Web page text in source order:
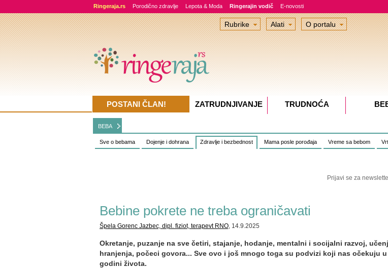
Ringeraja.rs Porodično zdravlje Lepota & Moda Ringerajin vodič E-novosti
BEBA
Sve o bebama Dojenje i dohrana Zdravlje i bezbednost Mama posle porođaja Vreme sa bebom
Prijavi se za
Bebine pokrete ne treba ograničavati
Špela Gorenc Jazbec, dipl. fiziot, terapevt RNO, 14.9.2025
Okretanje, puzanje na sve četiri, stajanje, hodanje, mentalni i socijalni razvoj,
hranjenja, počeci govora... Sve ovo i još mnogo toga su podvizi koji nas očekuju
godini života.
Rubrike Alati O portalu
POSTANI ČLAN! ZATRUDNJIVANJE TRUDNOĆA